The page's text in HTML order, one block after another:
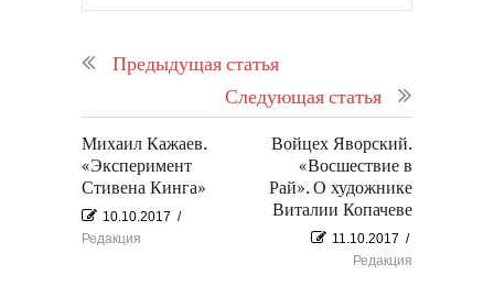
Предыдущая статья
Следующая статья
Михаил Кажаев.
«Эксперимент
Стивена Кинга»
10.10.2017 /
Редакция
Войцех Яворский.
«Восшествие в
Рай». О художнике
Виталии Копачеве
11.10.2017 /
Редакция